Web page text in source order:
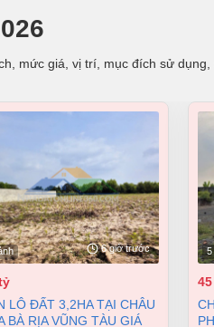
mức giá, vị trí, mục đích sử
6 giờ trước
BÀ RỊA VŨNG TÀU GIÁ
5
CHO THUÊ 4000M2 ĐẤT TẠI